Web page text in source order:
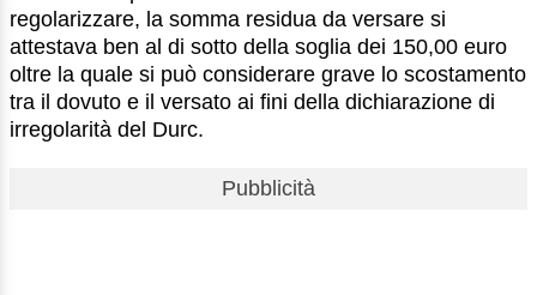
regolarizzare, la somma residua da versare si
attestava ben al di sotto della soglia dei 150,00 euro
oltre la quale si può considerare grave lo scostamento
tra il dovuto e il versato ai fini della dichiarazione di
irregolarità del Durc.
Pubblicità